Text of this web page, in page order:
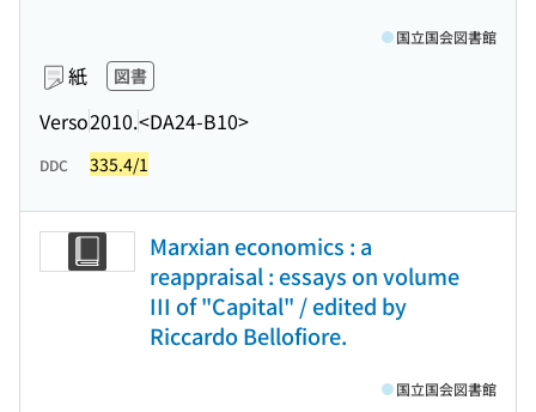
紙 図書
Verso2010.<DA24-B10>
国立国会図書館
DDC 335.4/1
Marxian economics : a
reappraisal : essays on volume
III of "Capital" / edited by
Riccardo Bellofiore.
国立国会図書館